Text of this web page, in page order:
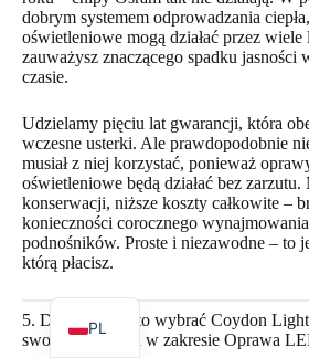
dobrym systemem odprowadzania
oświetleniowe mogą działać przez wiele
zauważysz znaczącego spadku jasności
czasie.
Udzielamy pięciu lat gwarancji, która
wczesne usterki. Ale prawdopodobnie
musiał z niej korzystać, ponieważ
oświetleniowe będą działać bez zarzutu.
konserwacji, niższe koszty całkowite –
konieczności corocznego
podnośników. Proste i niezawodne – to
którą płacisz.
5. Dlaczego warto wybrać Coydon
swojego partnera w zakresie Oprawa
PL
ES
FR
RU
PT
UK